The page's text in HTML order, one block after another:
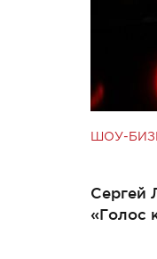
ШОУ-
Сергей
«Голос